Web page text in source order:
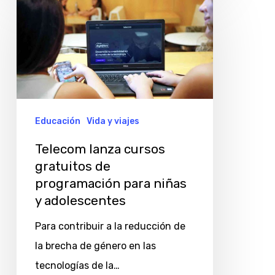
gratuitos
de
programación
para
adolescentes
Educación Vida y viajes
Telecom lanza cursos
gratuitos de
programación para niñas
y adolescentes
Para contribuir a la reducción de
la brecha de género en las
tecnologías de la…